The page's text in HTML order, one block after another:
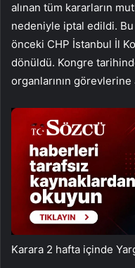
alınan tüm kararların
nedeniyle iptal edildi.
önceki CHP İstanbul İl
dönüldü. Kongre
organlarının
Karara 2 hafta içinde